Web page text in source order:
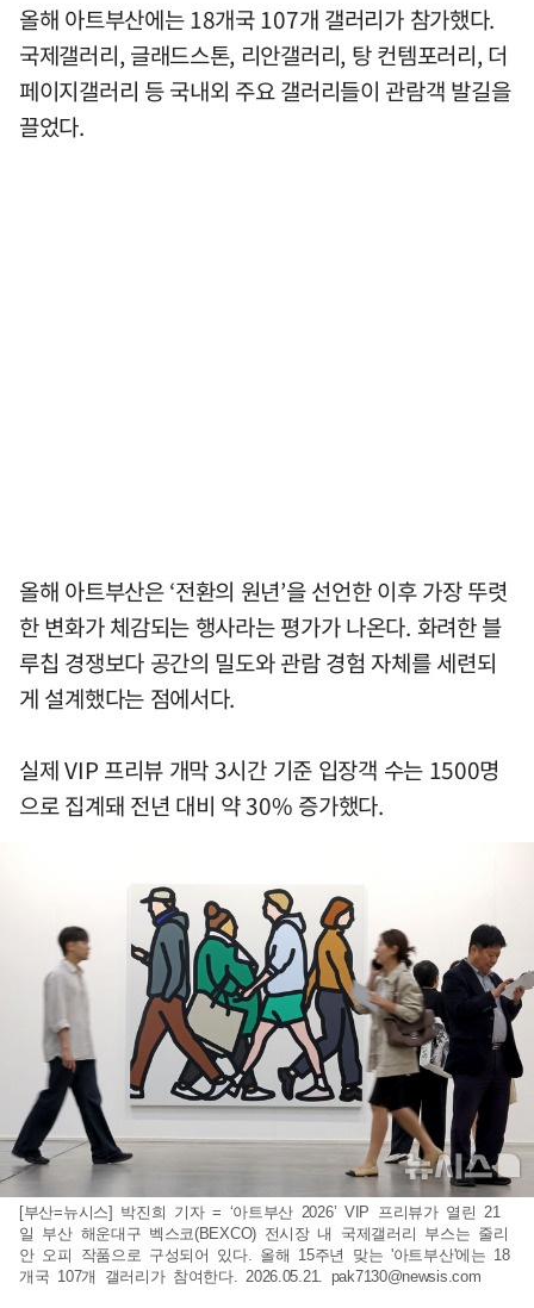
올해 아트부산에는 18개국 107개 갤러리가 참가했다.
국제갤러리, 글래드스톤, 리안갤러리, 탕 컨템포러리, 더
페이지갤러리 등 국내외 주요 갤러리들이 관람객 발길을
끌었다.
올해 아트부산은 ‘전환의 원년’을 선언한 이후 가장 뚜렷
한 변화가 체감되는 행사라는 평가가 나온다. 화려한 블
루칩 경쟁보다 공간의 밀도와 관람 경험 자체를 세련되
게 설계했다는 점에서다.
실제 VIP 프리뷰 개막 3시간 기준 입장객 수는 1500명
으로 집계돼 전년 대비 약 30% 증가했다.
[부산=뉴시스] 박진희 기자 = ‘아트부산 2026’ VIP 프리뷰가 열린 21
일 부산 해운대구 벡스코(BEXCO) 전시장 내 국제갤러리 부스는 줄리
안 오피 작품으로 구성되어 있다. 올해 15주년 맞는 '아트부산'에는 18
개국 107개 갤러리가 참여한다. 2026.05.21. pak7130@newsis.com